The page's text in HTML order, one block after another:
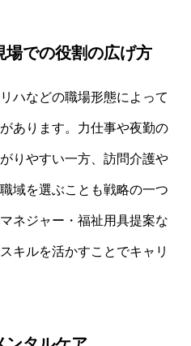
場での役割の広げ方
ハなどの職場形態によって
あります。力仕事や夜勤の
りやすい一方、訪問介護や
域を選ぶことも戦略の一つ
ネジャー・福祉用具提案な
キルを活かすことでキャリ